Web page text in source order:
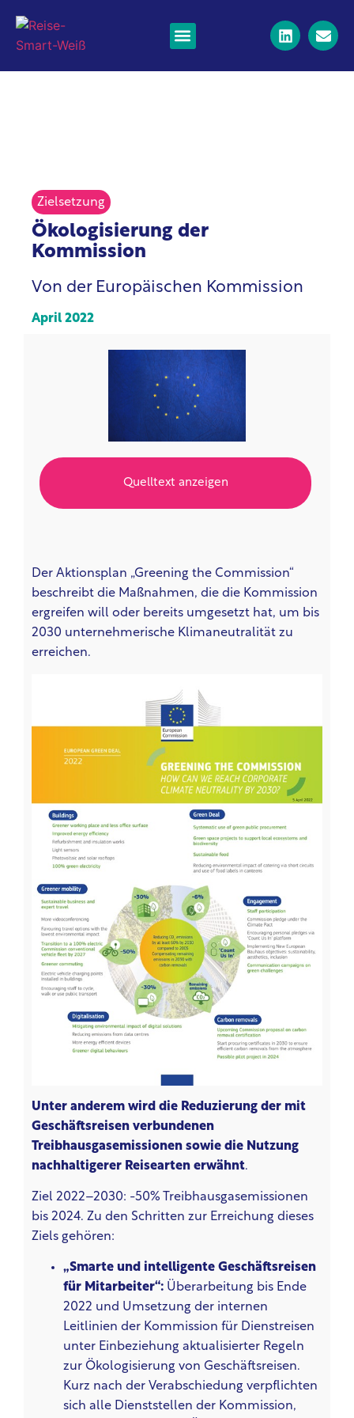
Zielsetzung
Ökologisierung der
Kommission
Von der Europäischen Kommission
April 2022
Quelltext anzeigen
Der Aktionsplan „Greening the Commission“
beschreibt die Maßnahmen, die die Kommission
ergreifen will oder bereits umgesetzt hat, um bis
2030 unternehmerische Klimaneutralität zu
erreichen.
Unter anderem wird die Reduzierung der mit
Geschäftsreisen verbundenen
Treibhausgasemissionen sowie die Nutzung
nachhaltigerer Reisearten erwähnt.
Ziel 2022–2030: -50% Treibhausgasemissionen
bis 2024. Zu den Schritten zur Erreichung dieses
Ziels gehören:
„Smarte und intelligente Geschäftsreisen
für Mitarbeiter“: Überarbeitung bis Ende
2022 und Umsetzung der internen
Leitlinien der Kommission für Dienstreisen
unter Einbeziehung aktualisierter Regeln
zur Ökologisierung von Geschäftsreisen.
Kurz nach der Verabschiedung verpflichten
sich alle Dienststellen der Kommission,